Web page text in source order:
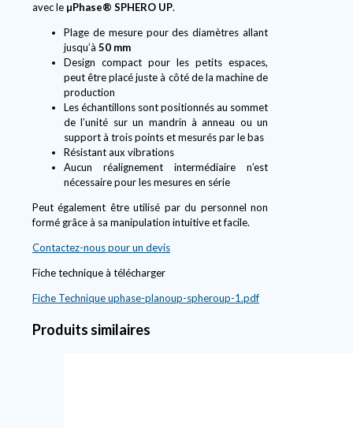
avec le µPhase® SPHERO UP.
Plage de mesure pour des diamètres allant
jusqu’à 50 mm
Design compact pour les petits espaces,
peut être placé juste à côté de la machine de
production
Les échantillons sont positionnés au sommet
de l’unité sur un mandrin à anneau ou un
support à trois points et mesurés par le bas
Résistant aux vibrations
Aucun réalignement intermédiaire n’est
nécessaire pour les mesures en série
Peut également être utilisé par du personnel non
formé grâce à sa manipulation intuitive et facile.
Contactez-nous pour un devis
Fiche technique à télécharger
Fiche Techniqueuphase-planoup-spheroup-1.pdf
Produits similaires